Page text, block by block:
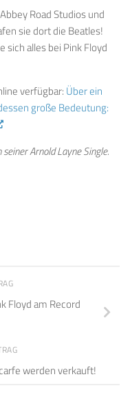
Road Studios und
sie dort die Beatles!
sich alles bei Pink Floyd
verfügbar: Über ein
große Bedeutung:
Arnold Layne Single.
Floyd am Record
werden verkauft!